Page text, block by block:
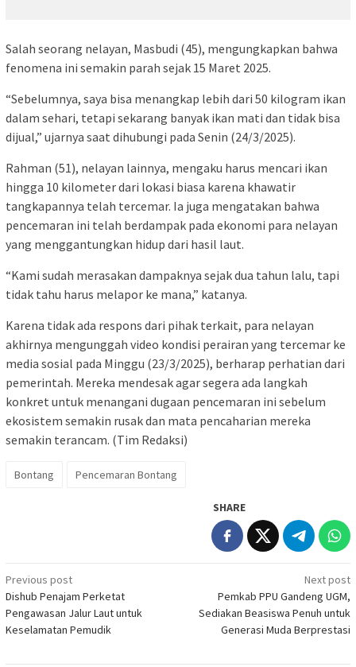
Salah seorang nelayan, Masbudi (45), mengungkapkan bahwa
fenomena ini semakin parah sejak 15 Maret 2025.
“Sebelumnya, saya bisa menangkap lebih dari 50 kilogram ikan
dalam sehari, tetapi sekarang banyak ikan mati dan tidak bisa
dijual,” ujarnya saat dihubungi pada Senin (24/3/2025).
Rahman (51), nelayan lainnya, mengaku harus mencari ikan
hingga 10 kilometer dari lokasi biasa karena khawatir
tangkapannya telah tercemar. Ia juga mengatakan bahwa
pencemaran ini telah berdampak pada ekonomi para nelayan
yang menggantungkan hidup dari hasil laut.
“Kami sudah merasakan dampaknya sejak dua tahun lalu, tapi
tidak tahu harus melapor ke mana,” katanya.
Karena tidak ada respons dari pihak terkait, para nelayan
akhirnya mengunggah video kondisi perairan yang tercemar ke
media sosial pada Minggu (23/3/2025), berharap perhatian dari
pemerintah. Mereka mendesak agar segera ada langkah
konkret untuk menangani dugaan pencemaran ini sebelum
ekosistem semakin rusak dan mata pencaharian mereka
semakin terancam. (Tim Redaksi)
Bontang Pencemaran Bontang
SHARE
Post
navigation
Previous post
Dishub Penajam Perketat
Pengawasan Jalur Laut untuk
Keselamatan Pemudik
Next post
Pemkab PPU Gandeng UGM,
Sediakan Beasiswa Penuh untuk
Generasi Muda Berprestasi